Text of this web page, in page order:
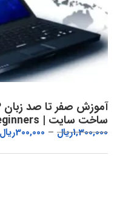
ساخت سایت | PHP for Beginners
1,300,000ریال 300,000ریال